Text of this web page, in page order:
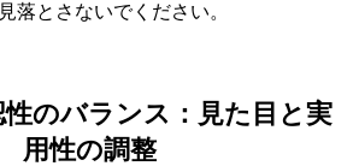
落とさないでください。
のバランス：見た目と実
用性の調整